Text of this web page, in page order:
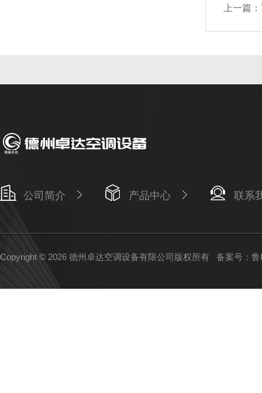
上一篇：
公司简介 产品中心 联系
Copyright © 2026 德州卓达空调设备有限公司版权所有 备案号：